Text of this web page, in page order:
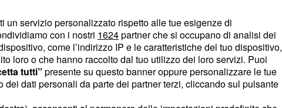
servizio personalizzato rispetto alle tue esigenze di
con i nostri 1624partner che si occupano di analisi dei
come l’indirizzo IP e le caratteristiche del tuo dispositivo,
loro o che hanno raccolto dal tuo utilizzo dei loro servizi. Puoi
tutti” presente su questo banner oppure personalizzare le tue
dati personali da parte dei partner terzi, cliccando sul pulsante